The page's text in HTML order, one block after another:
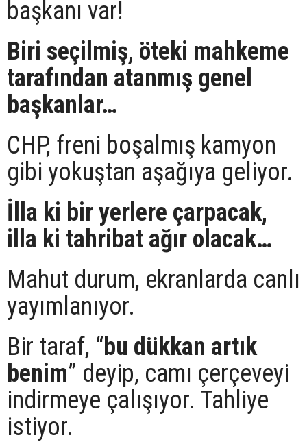
başkanı var!
Biri seçilmiş, öteki mahkeme
tarafından atanmış genel
başkanlar…
CHP, freni boşalmış kamyon
gibi yokuştan aşağıya geliyor.
İlla ki bir yerlere çarpacak,
illa ki tahribat ağır olacak…
Mahut durum, ekranlarda canlı
yayımlanıyor.
Bir taraf, “bu dükkan artık
benim” deyip, camı çerçeveyi
indirmeye çalışıyor. Tahliye
istiyor.